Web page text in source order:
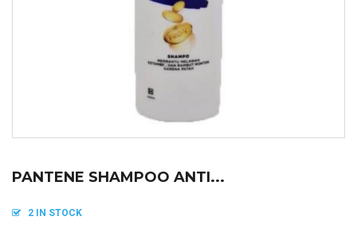
PANTENE SHAMPOO ANTI...
2 IN STOCK